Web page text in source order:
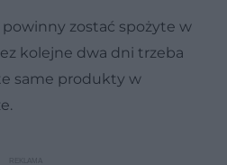
zostać spożyte w
kolejne dwa dni trzeba
same produkty w